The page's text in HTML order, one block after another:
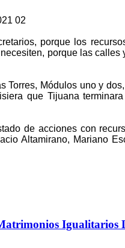
porque los
porque las
Torres, Módulos uno y
que Tijuana
de acciones con
Altamirano, Mariano